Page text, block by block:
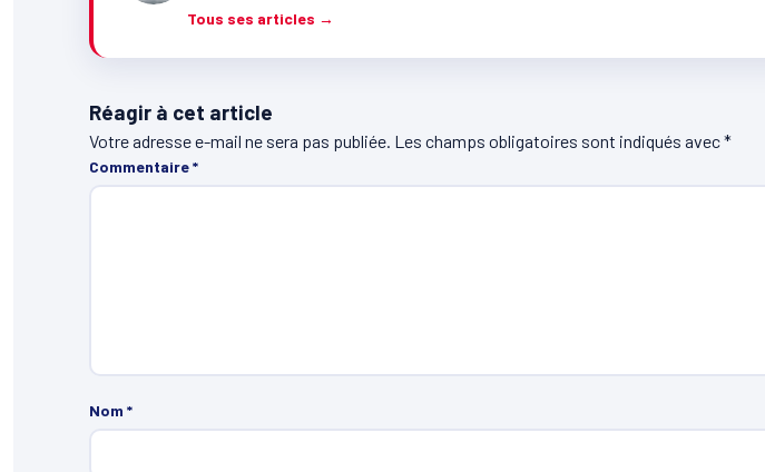
Tous ses articles →
Réagir à cet article
Votre adresse e-mail ne sera pas publiée. Les champs obligatoires sont indiqués avec*
Commentaire*
Nom *